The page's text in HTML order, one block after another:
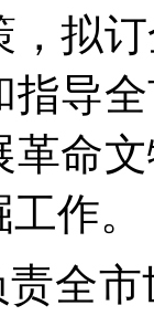
，拟
指导
革命
作。
责全